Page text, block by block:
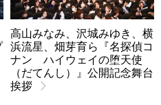
高山みなみ、沢城みゆき、横
浜流星、畑芽育ら『名探偵コ
ナン ハイウェイの堕天使
（だてんし）』公開記念舞台
挨拶